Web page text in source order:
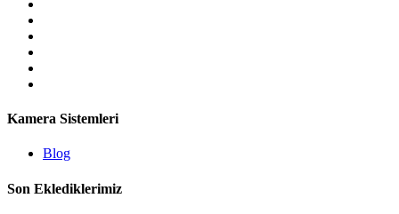
Kamera Sistemleri
Blog
Son Eklediklerimiz